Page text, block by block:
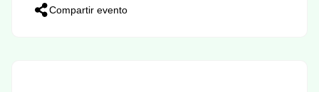
Compartir evento